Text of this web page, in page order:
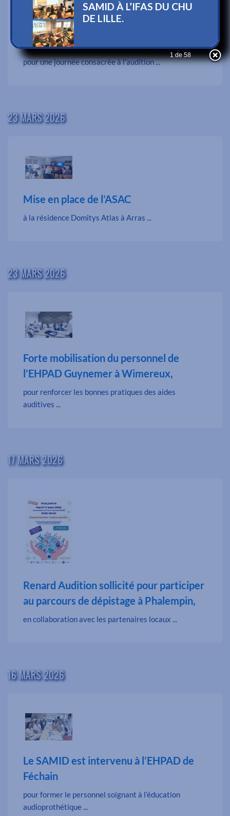
L’EHPAD de Steenwerck a fait appel au
SAMID
pour une journée consacrée à l’audition ...
23 MARS 2026
Mise en place de l’ASAC
à la résidence Domitys Atlas à Arras ...
23 MARS 2026
Forte mobilisation du personnel de
l’EHPAD Guynemer à Wimereux,
pour renforcer les bonnes pratiques des aides
auditives ...
17 MARS 2026
Renard Audition sollicité pour participer
au parcours de dépistage à Phalempin,
en collaboration avec les partenaires locaux ...
16 MARS 2026
Le SAMID est intervenu à l’EHPAD de
Féchain
pour former le personnel soignant à l’éducation
audioprothétique ...
1 de 58